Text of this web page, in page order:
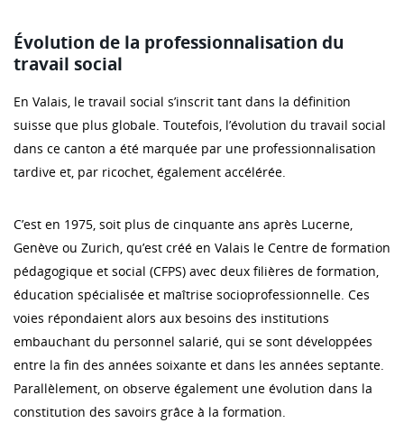
Évolution de la professionnalisation du
travail social
En Valais, le travail social s’inscrit tant dans la définition
suisse que plus globale. Toutefois, l’évolution du travail social
dans ce canton a été marquée par une professionnalisation
tardive et, par ricochet, également accélérée.
C’est en 1975, soit plus de cinquante ans après Lucerne,
Genève ou Zurich, qu’est créé en Valais le Centre de formation
pédagogique et social (CFPS) avec deux filières de formation,
éducation spécialisée et maîtrise socioprofessionnelle. Ces
voies répondaient alors aux besoins des institutions
embauchant du personnel salarié, qui se sont développées
entre la fin des années soixante et dans les années septante.
Parallèlement, on observe également une évolution dans la
constitution des savoirs grâce à la formation.